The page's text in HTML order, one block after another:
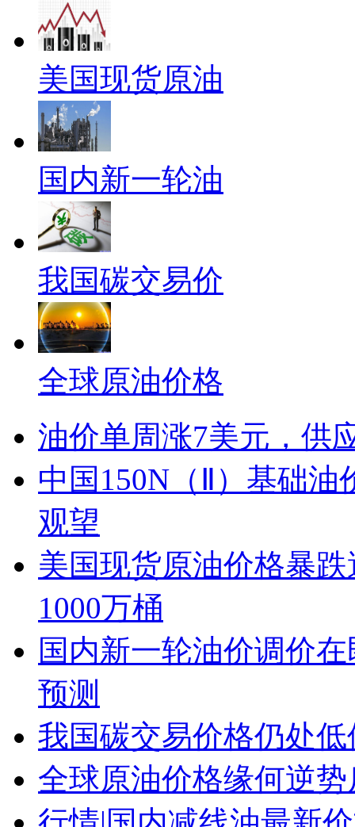
美国现货原油
国内新一轮油
我国碳交易价
全球原油价格
油价单周涨7美元，供
中国150N（Ⅱ）基础
观望
美国现货原油价格暴
1000万桶
国内新一轮油价调价
预测
我国碳交易价格仍处低
全球原油价格缘何逆